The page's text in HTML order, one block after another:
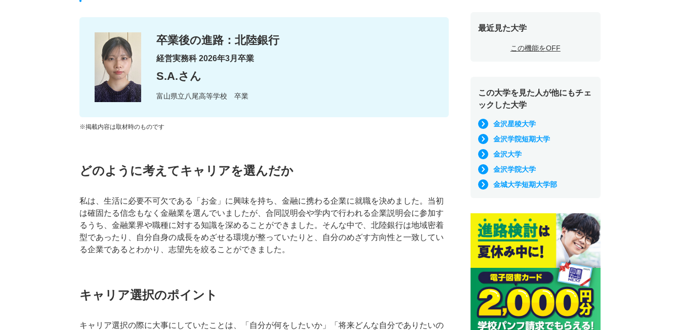
卒業後の進路： 北陸銀行
経営実務科 2026年3月卒業
S.A.さん
富山県立八尾高等学校 卒業
※掲載内容は取材時のものです
どのように考えてキャリアを選んだか
私は、生活に必要不可欠である「お金」に興味を持ち、金融に携わる企業に就職を決めました。当初
は確固たる信念もなく金融業を選んでいましたが、合同説明会や学内で行われる企業説明会に参加す
るうち、金融業界や職種に対する知識を深めることができました。そんな中で、北陸銀行は地域密着
型であったり、自分自身の成長をめざせる環境が整っていたりと、自分のめざす方向性と一致してい
る企業であるとわかり、志望先を絞ることができました。
キャリア選択のポイント
キャリア選択の際に大事にしていたことは、「自分が何をしたいか」「将来どんな自分でありたいの
最近見た大学
この機能をOFF
この大学を見た人が他にもチェ
ックした大学
金沢星稜大学
金沢学院短期大学
金沢大学
金沢学院大学
金城大学短期大学部